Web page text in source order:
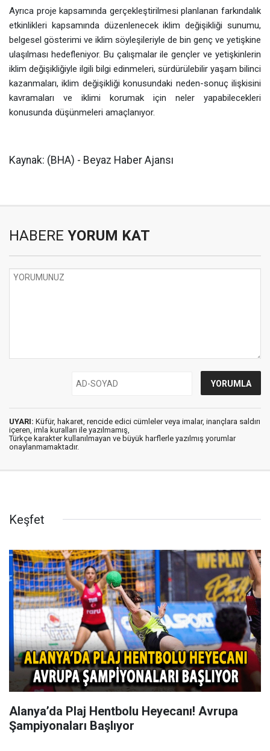
Ayrıca proje kapsamında gerçekleştirilmesi planlanan farkındalık
etkinlikleri kapsamında düzenlenecek iklim değişikliği sunumu,
belgesel gösterimi ve iklim söyleşileriyle de bin genç ve yetişkine
ulaşılması hedefleniyor. Bu çalışmalar ile gençler ve yetişkinlerin
iklim değişikliğiyle ilgili bilgi edinmeleri, sürdürülebilir yaşam bilinci
kazanmaları, iklim değişikliği konusundaki neden-sonuç ilişkisini
kavramaları ve iklimi korumak için neler yapabilecekleri
konusunda düşünmeleri amaçlanıyor.
Kaynak: (BHA) - Beyaz Haber Ajansı
HABERE YORUM KAT
UYARI: Küfür, hakaret, rencide edici cümleler veya imalar, inançlara saldırı
içeren, imla kuralları ile yazılmamış,
Türkçe karakter kullanılmayan ve büyük harflerle yazılmış yorumlar
onaylanmamaktadır.
Keşfet
Alanya’da Plaj Hentbolu Heyecanı! Avrupa
Şampiyonaları Başlıyor